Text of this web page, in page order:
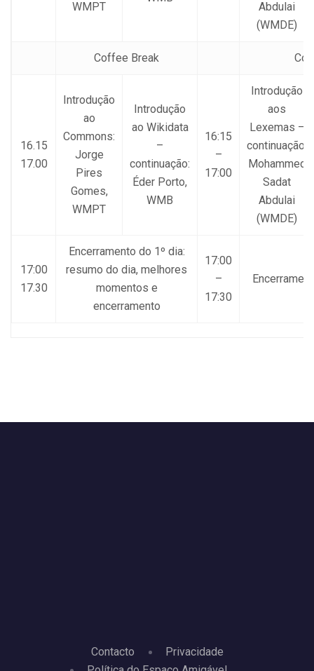
WMPT
Abdulai
(WMDE)
Coffee Break
16.15
17.00
Introdução
ao
Commons:
Jorge
Pires
Gomes,
WMPT
Introdução
ao Wikidata
–
continuação:
Éder Porto,
WMB
16:15
–
17:00
Introdução
aos
Lexemas –
continuação:
Mohammed
Sadat
Abdulai
(WMDE)
17:00
17.30
Encerramento do 1º dia:
resumo do dia, melhores
momentos e
encerramento
17:00
–
17:30
Contacto
Privacidade